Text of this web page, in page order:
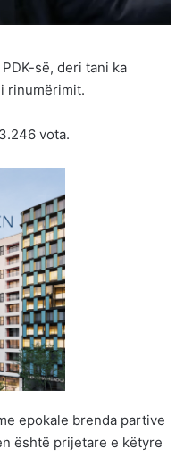
së, deri tani ka
rinumërimit.
vota.
epokale brenda partive
është prijetare e këtyre